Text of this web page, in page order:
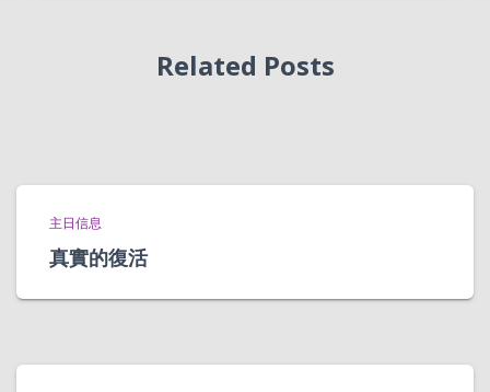
Related Posts
主日信息
真實的復活